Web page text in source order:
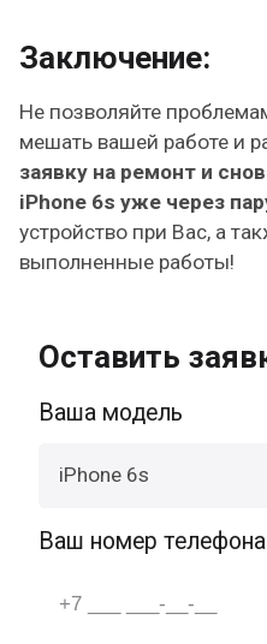
Заключение:
Не позволяйте
мешать вашей работе и
заявку на ремонт и
iPhone 6s уже через
устройство при Вас, а
выполненные работы!
Оставить
Ваша модель
iPhone 6s
Ваш номер телефона